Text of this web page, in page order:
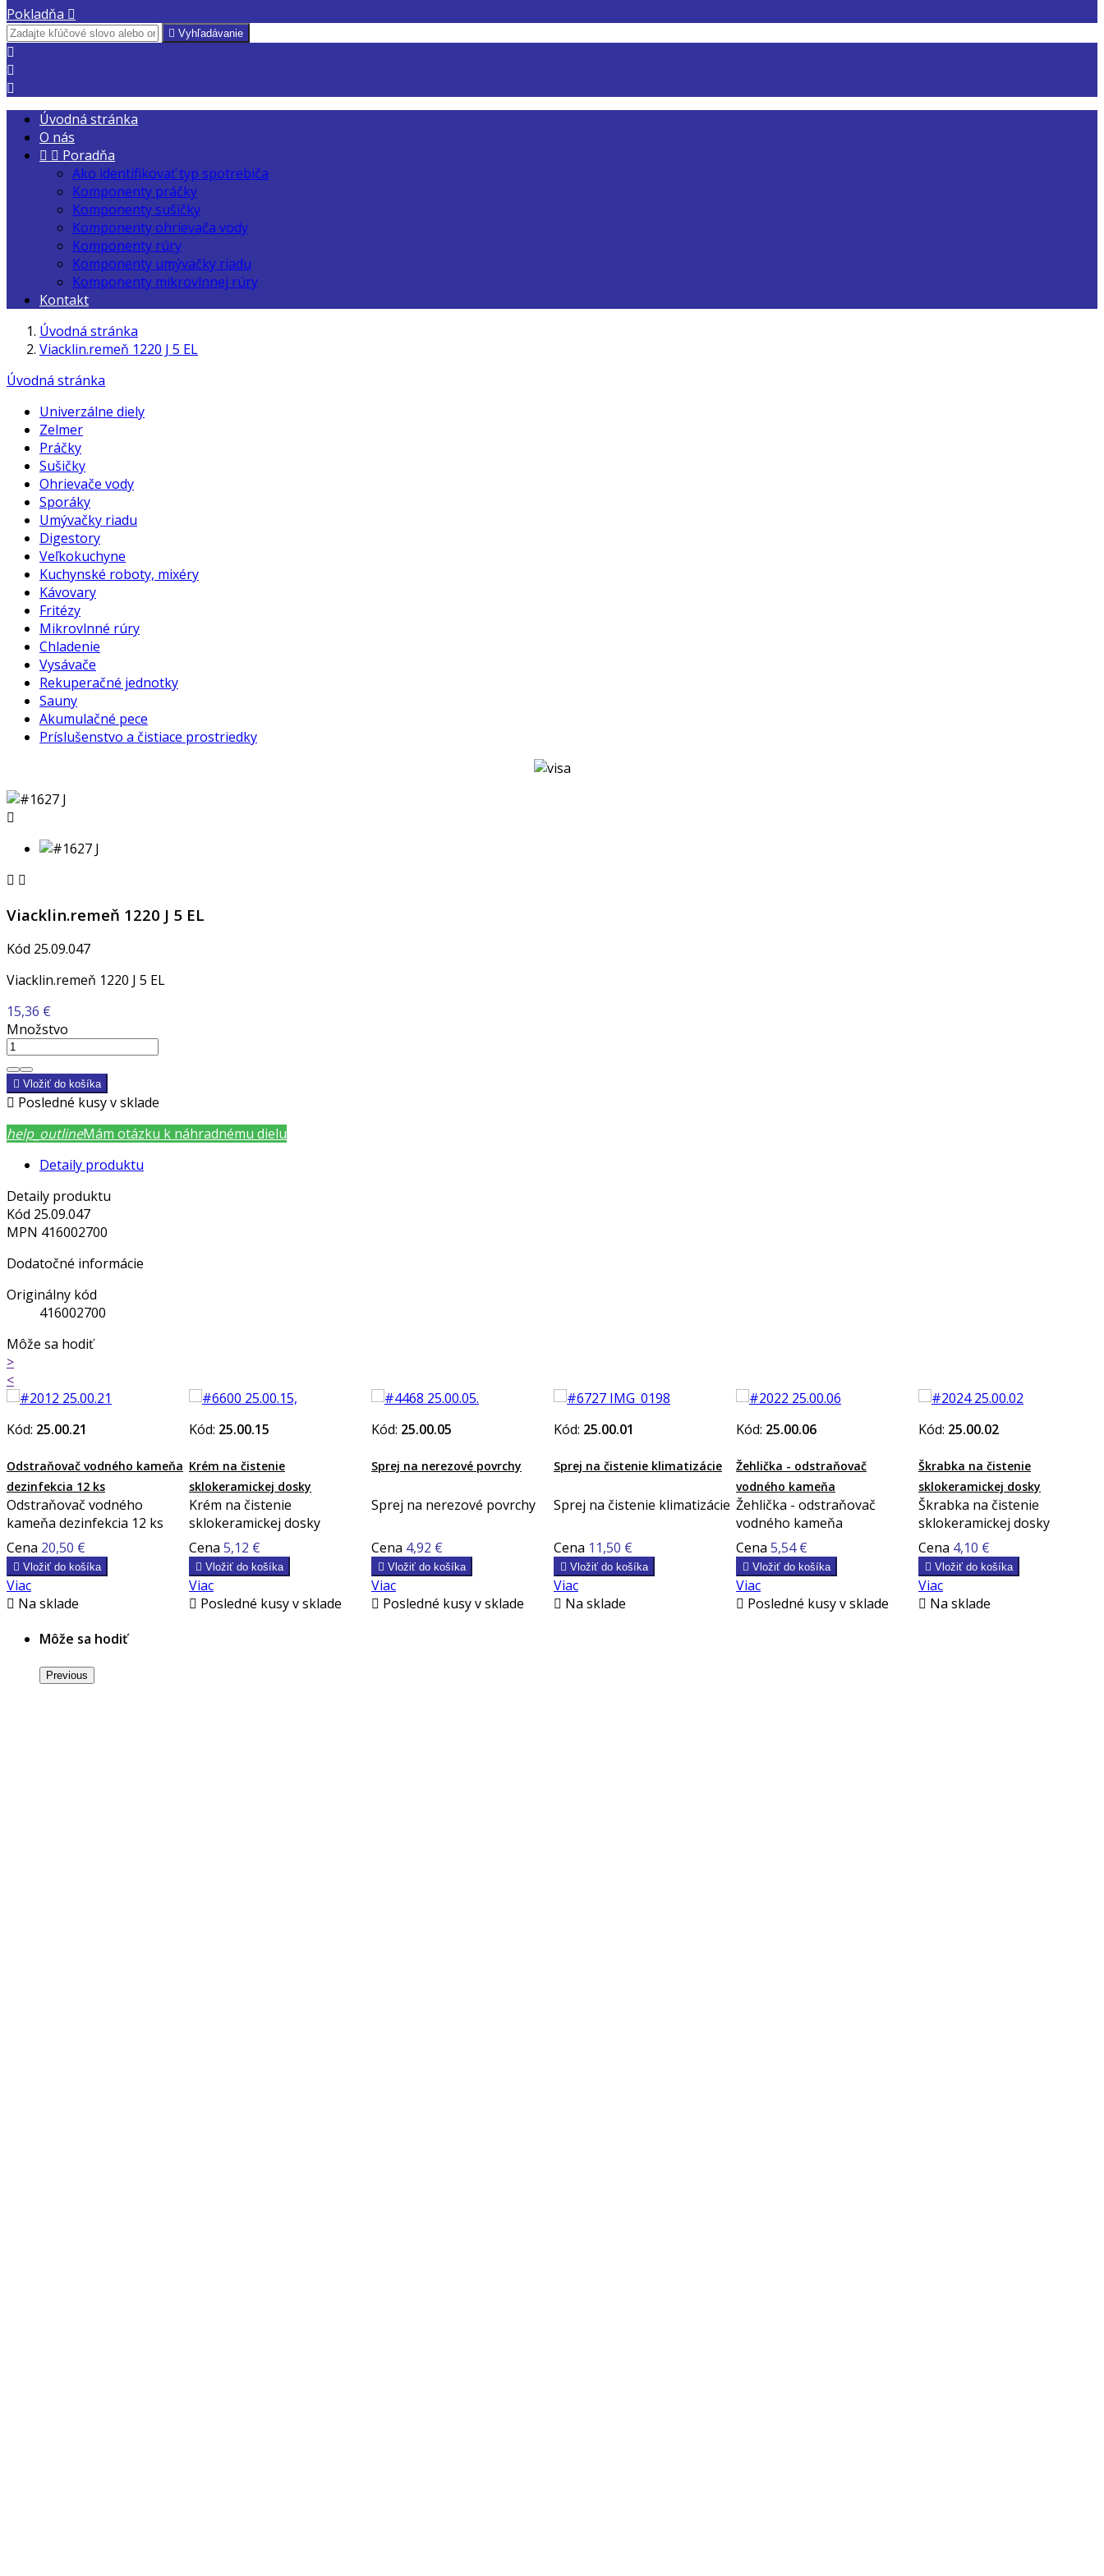
Pokladňa 
 Vyhľadávanie



Úvodná stránka
O nás
  Poradňa
Ako identifikovať typ spotrebiča
Komponenty práčky
Komponenty sušičky
Komponenty ohrievača vody
Komponenty rúry
Komponenty umývačky riadu
Komponenty mikrovlnnej rúry
Kontakt
Úvodná stránka
Viacklin.remeň 1220 J 5 EL
Úvodná stránka
Univerzálne diely
Zelmer
Práčky
Sušičky
Ohrievače vody
Sporáky
Umývačky riadu
Digestory
Veľkokuchyne
Kuchynské roboty, mixéry
Kávovary
Fritézy
Mikrovlnné rúry
Chladenie
Vysávače
Rekuperačné jednotky
Sauny
Akumulačné pece
Príslušenstvo a čistiace prostriedky

 
Viacklin.remeň 1220 J 5 EL
Kód 25.09.047
Viacklin.remeň 1220 J 5 EL
15,36 €
Množstvo
 Vložiť do košíka
 Posledné kusy v sklade
help_outlineMám otázku k náhradnému dielu
Detaily produktu
Detaily produktu
Kód 25.09.047
MPN 416002700
Dodatočné informácie
Originálny kód
416002700
Môže sa hodiť
>
<
Kód: 25.00.21
Odstraňovač vodného kameňa
dezinfekcia 12 ks
Odstraňovač vodného
kameňa dezinfekcia 12 ks
Cena 20,50 €
 Vložiť do košíka
Viac
 Na sklade
Kód: 25.00.15
Krém na čistenie
sklokeramickej dosky
Krém na čistenie
sklokeramickej dosky
Cena 5,12 €
 Vložiť do košíka
Viac
 Posledné kusy v sklade
Kód: 25.00.05
Sprej na nerezové povrchy
Sprej na nerezové povrchy
Cena 4,92 €
 Vložiť do košíka
Viac
 Posledné kusy v sklade
Kód: 25.00.01
Sprej na čistenie klimatizácie
Sprej na čistenie klimatizácie
Cena 11,50 €
 Vložiť do košíka
Viac
 Na sklade
Kód: 25.00.06
Žehlička - odstraňovač
vodného kameňa
Žehlička - odstraňovač
vodného kameňa
Cena 5,54 €
 Vložiť do košíka
Viac
 Posledné kusy v sklade
Kód: 25.00.02
Škrabka na čistenie
sklokeramickej dosky
Škrabka na čistenie
sklokeramickej dosky
Cena 4,10 €
 Vložiť do košíka
Viac
 Na sklade
Môže sa hodiť
Previous